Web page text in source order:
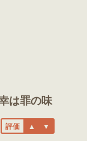
は罪の味